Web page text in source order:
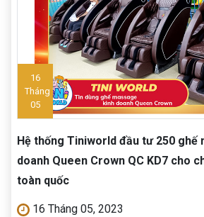
16
Tháng
05
Hệ thống Tiniworld đầu tư 250 ghế
doanh Queen Crown QC KD7 cho
toàn quốc
16 Tháng 05, 2023